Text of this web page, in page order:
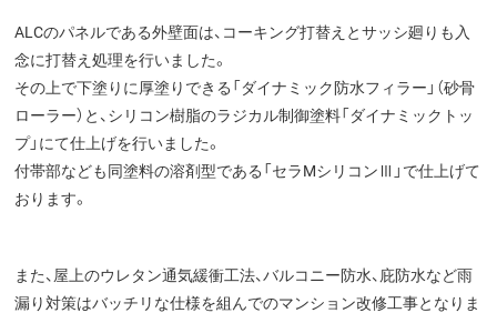
ALCのパネルである外壁面は、コーキング打替えとサッシ廻りも入
念に打替え処理を行いました。
その上で下塗りに厚塗りできる「ダイナミック防水フィラー」（砂骨
ローラー）と、シリコン樹脂のラジカル制御塗料「ダイナミックトッ
プ」にて仕上げを行いました。
付帯部なども同塗料の溶剤型である「セラMシリコンⅢ」で仕上げて
おります。
また、屋上のウレタン通気緩衝工法、バルコニー防水、庇防水など雨
漏り対策はバッチリな仕様を組んでのマンション改修工事となりま